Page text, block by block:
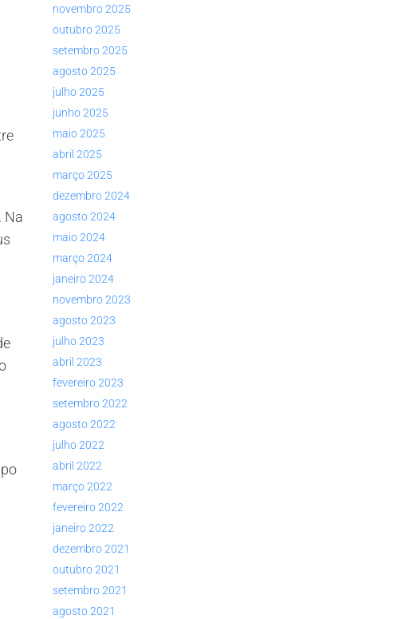
Na
novembro 2025
outubro 2025
setembro 2025
agosto 2025
julho 2025
junho 2025
maio 2025
abril 2025
março 2025
dezembro 2024
agosto 2024
maio 2024
março 2024
janeiro 2024
novembro 2023
agosto 2023
julho 2023
abril 2023
fevereiro 2023
setembro 2022
agosto 2022
julho 2022
abril 2022
março 2022
fevereiro 2022
janeiro 2022
dezembro 2021
outubro 2021
setembro 2021
agosto 2021